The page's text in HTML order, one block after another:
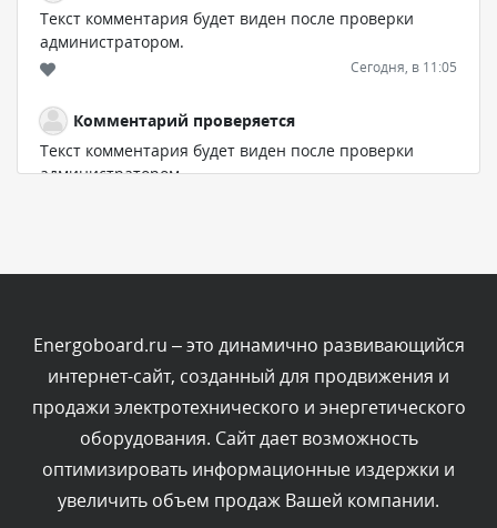
Текст комментария будет виден после проверки
администратором.
Сегодня, в 11:05
Комментарий проверяется
Текст комментария будет виден после проверки
администратором.
Комментарий проверяется
Текст комментария будет виден после проверки
администратором.
Сегодня, в 10:06
Комментарий проверяется
Energoboard.ru – это динамично развивающийся
интернет-сайт, созданный для продвижения и
продажи электротехнического и энергетического
оборудования. Сайт дает возможность
оптимизировать информационные издержки и
увеличить объем продаж Вашей компании.